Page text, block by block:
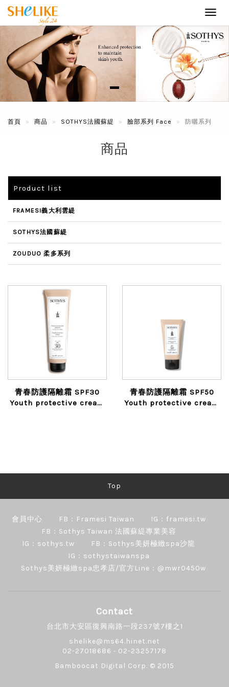
首頁 商品 SOTHYS法國蘇緹 臉部系列 Face 防曬系列
商品
Product list
FRAMESI義大利雲緹
SOTHYS法國蘇緹
ZOUDUO 柔多系列
青春防護隔離霜 SPF30
Youth protective cream
青春防護隔離霜 SPF50
Youth protective cream
Top
會員中心 FB：Framesi Taiwan
IG：framesi.tw
FB：Sothys Taiwan 法國蘇緹專業美容
IG：sothys.tw
FB：Sothys美妍極緻spa沙龍
IG：sothystaiwanspa
Sothys美妍極緻spa忠孝店/官方Line：@mwr0450w
Contact
台北市大安區復興南路一段237號7樓之1
shelike@ms64.hinet.net
02-27018686 ‧ 02-23257178
Bamboocat Digital Corp. © 2015